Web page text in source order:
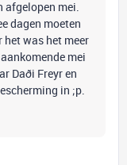
afgelopen mei.
dagen moeten
was het meer
mei
Daði Freyr en
in ;p.